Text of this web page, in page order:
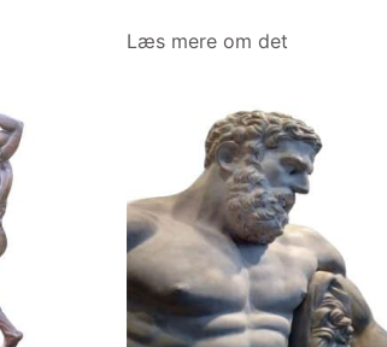
Læs mere om det